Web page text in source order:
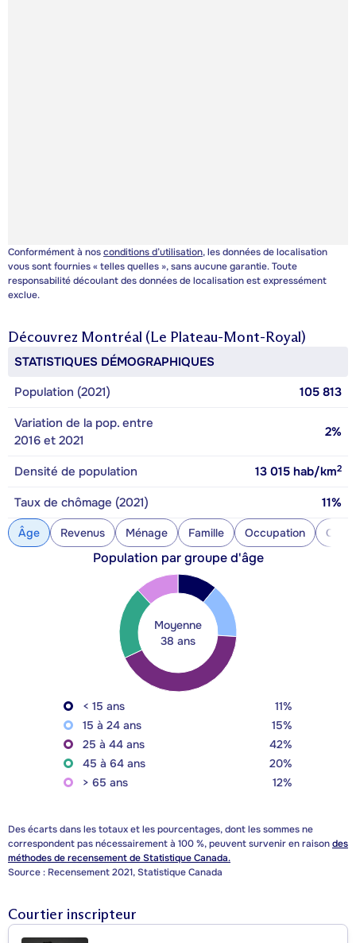
Conformément à nosconditions d’utilisation, les données de localisation
vous sont fournies « telles quelles », sans aucune garantie. Toute
responsabilité découlant des données de localisation est expressément
exclue.
Découvrez Montréal (Le Plateau-Mont-Royal)
STATISTIQUES DÉMOGRAPHIQUES
Population (2021)
105 813
Variation de la pop. entre
2016 et 2021
2%
Densité de population 13 015 hab/km2
Taux de chômage (2021) 11%
Âge Revenus Ménage Famille Occupation
Population par groupe d'âge
Moyenne
38 ans
< 15 ans
11%
15 à 24 ans
15%
25 à 44 ans
42%
45 à 64 ans
20%
> 65 ans
12%
Des écarts dans les totaux et les pourcentages, dont les sommes ne
correspondent pas nécessairement à 100 %, peuvent survenir en raisondes
méthodes de recensement de Statistique Canada.
Source : Recensement 2021, Statistique Canada
Courtier inscripteur